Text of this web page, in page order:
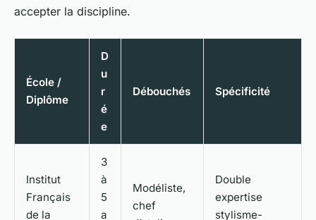
accepter la discipline.
École /
Diplôme
D
u
r
é
e
Débouchés Spécificité
Institut
Français
de la
3
à
5
a
Modéliste,
chef
Double
expertise
stylisme-